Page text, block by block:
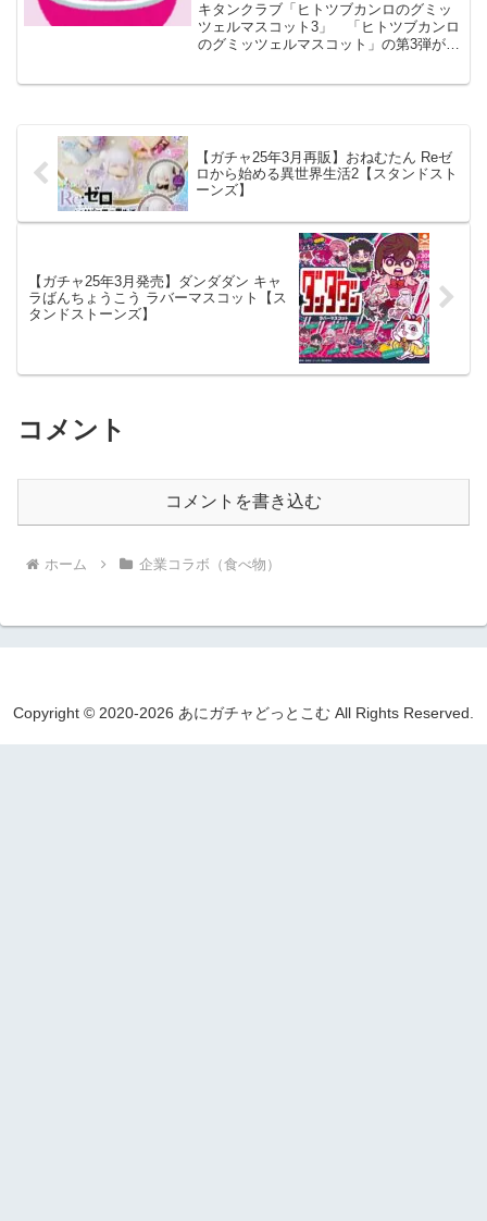
キタンクラブ「ヒトツブカンロのグミッ
ツェルマスコット3」 「ヒトツブカンロ
のグミッツェルマスコット」の第3弾が全
【ガチャ25年3月再販】おねむたん Reゼ
ロから始める異世界生活2【スタンドスト
ーンズ】
【ガチャ25年3月発売】ダンダダン キャ
ラばんちょうこう ラバーマスコット【ス
タンドストーンズ】
コメント
コメントを書き込む
ホーム 企業コラボ（食べ物）
Copyright © 2020-2026 あにガチャどっとこむ All Rights Reserved.